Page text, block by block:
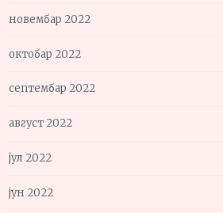
новембар 2022
октобар 2022
септембар 2022
август 2022
јул 2022
јун 2022